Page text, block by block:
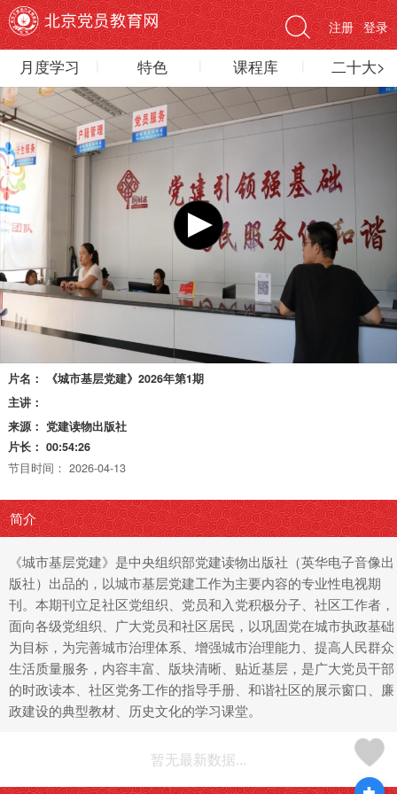
登录
注册
月度学习 特色 课程库 二十大>
片名：
《城市基层党建》2026年第1期
主讲：
来源： 党建读物出版社
片长： 00:54:26
节目时间： 2026-04-13
简介
《城市基层党建》是中央组织部党建读物出版社（英华电子音像出
版社）出品的，以城市基层党建工作为主要内容的专业性电视期
刊。本期刊立足社区党组织、党员和入党积极分子、社区工作者，
面向各级党组织、广大党员和社区居民，以巩固党在城市执政基础
为目标，为完善城市治理体系、增强城市治理能力、提高人民群众
生活质量服务，内容丰富、版块清晰、贴近基层，是广大党员干部
的时政读本、社区党务工作的指导手册、和谐社区的展示窗口、廉
政建设的典型教材、历史文化的学习课堂。
暂无最新数据...